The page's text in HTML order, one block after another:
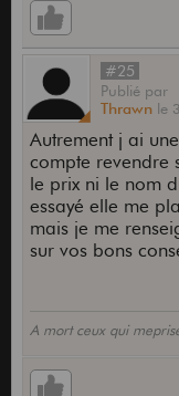
#25
Publié par
Thrawn le
Autrement j ai
compte revendre
le prix ni le nom
essayé elle me
mais je me
sur vos bons
A mort ceux qui